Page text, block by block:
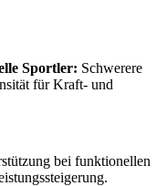
Sportler: Schwerere
für Kraft- und
bei funktionellen